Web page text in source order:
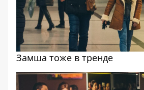
Замша тоже в тренде